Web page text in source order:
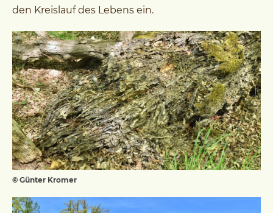
den Kreislauf des Lebens ein.
© Günter Kromer